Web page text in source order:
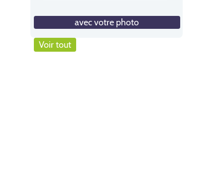
avec votre photo
Voir tout